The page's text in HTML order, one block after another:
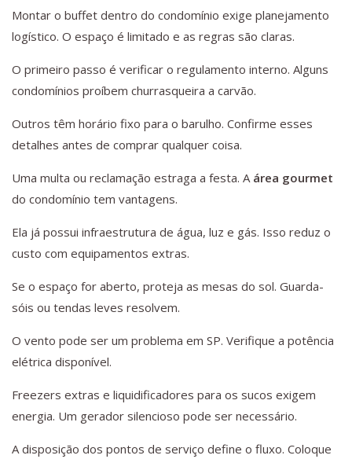
Montar o buffet dentro do condomínio exige planejamento
logístico. O espaço é limitado e as regras são claras.
O primeiro passo é verificar o regulamento interno. Alguns
condomínios proíbem churrasqueira a carvão.
Outros têm horário fixo para o barulho. Confirme esses
detalhes antes de comprar qualquer coisa.
Uma multa ou reclamação estraga a festa. A área gourmet
do condomínio tem vantagens.
Ela já possui infraestrutura de água, luz e gás. Isso reduz o
custo com equipamentos extras.
Se o espaço for aberto, proteja as mesas do sol. Guarda-
sóis ou tendas leves resolvem.
O vento pode ser um problema em SP. Verifique a potência
elétrica disponível.
Freezers extras e liquidificadores para os sucos exigem
energia. Um gerador silencioso pode ser necessário.
A disposição dos pontos de serviço define o fluxo. Coloque